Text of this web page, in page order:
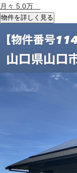
月々 5.0万
物件を詳しく見る